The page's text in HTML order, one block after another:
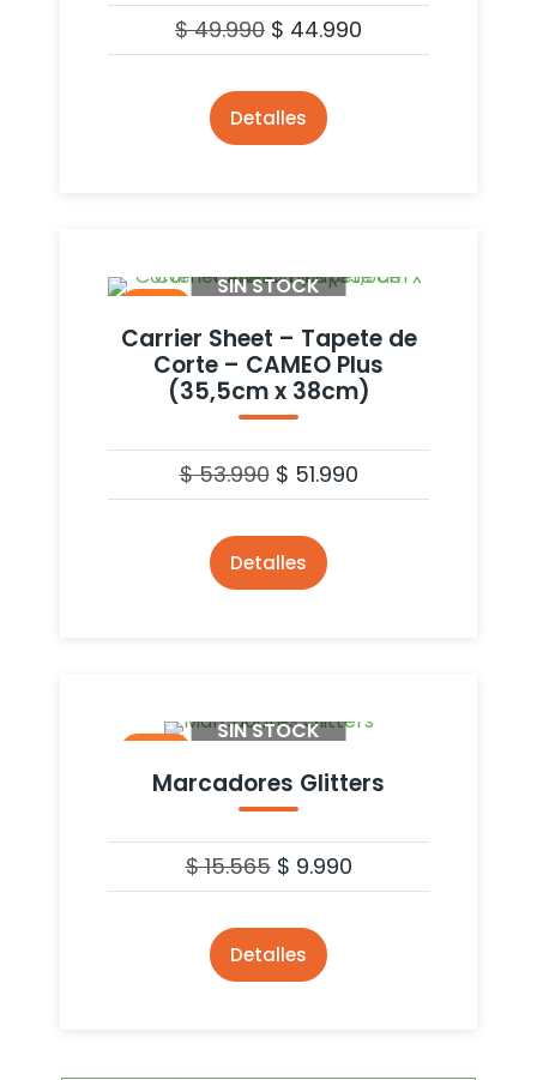
$49.990 $ 44.990
Detalles
SIN STOCK
Carrier Sheet – Tapete de
Corte – CAMEO Plus
(35,5cm x 38cm)
$53.990 $ 51.990
Detalles
SIN STOCK
Marcadores Glitters
$15.565 $ 9.990
Detalles